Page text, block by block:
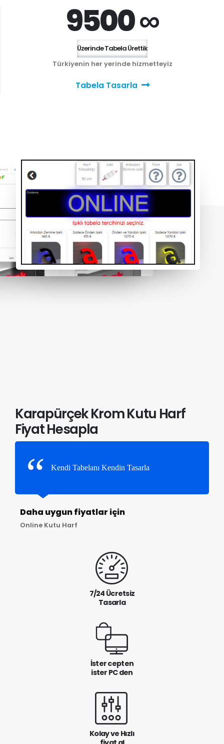
9500 ∞
Üzerinde Tabela Ürettik
Türkiyenin her yerinde hizmetteyiz
Tabela Tasarla
Karapürçek Krom Kutu Harf
Fiyat Hesapla
Kendi Tabelanı Kendin Tasarla
Daha uygun fiyatlar için
Online Kutu Harf
7/24 Ücretsiz
Tasarla
İster cepten
ister PC den
Kolay ve Hızlı